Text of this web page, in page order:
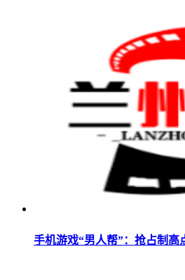
手机游戏“男人帮”：抢占制高